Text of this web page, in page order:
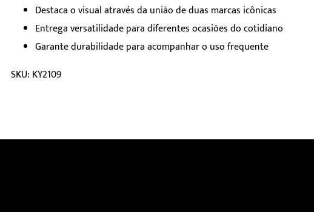
Destaca o visual através da união de duas marcas icônicas
Entrega versatilidade para diferentes ocasiões do cotidiano
Garante durabilidade para acompanhar o uso frequente
SKU: KY2109